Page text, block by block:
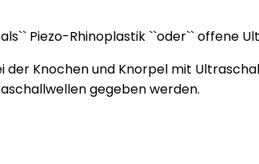
Piezo-Rhinoplastik ``oder`` offene
Knochen und Knorpel mit
gegeben werden.